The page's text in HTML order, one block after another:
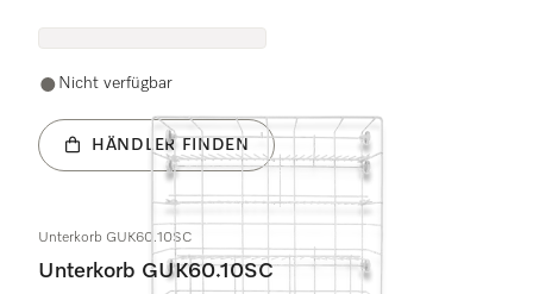
Nicht verfügbar
HÄNDLER FINDEN
Unterkorb GUK60.10SC
Unterkorb GUK60.10SC